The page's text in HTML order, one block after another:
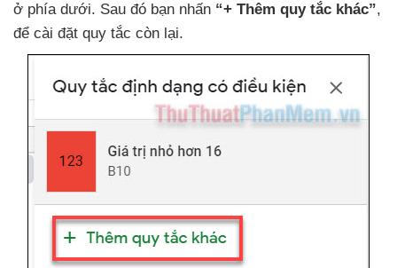
ở phía dưới. Sau đó bạn nhấn “+ Thêm quy tắc khác”,
để cài đặt quy tắc còn lại.